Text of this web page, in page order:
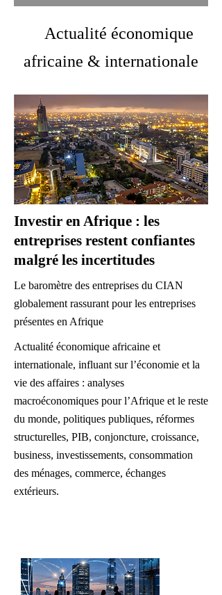
Actualité économique
africaine & internationale
Investir en Afrique : les
entreprises restent confiantes
malgré les incertitudes
Le baromètre des entreprises du CIAN
globalement rassurant pour les entreprises
présentes en Afrique
Actualité économique africaine et
internationale, influant sur l’économie et la
vie des affaires : analyses
macroéconomiques pour l’Afrique et le reste
du monde, politiques publiques, réformes
structurelles, PIB, conjoncture, croissance,
business, investissements, consommation
des ménages, commerce, échanges
extérieurs.